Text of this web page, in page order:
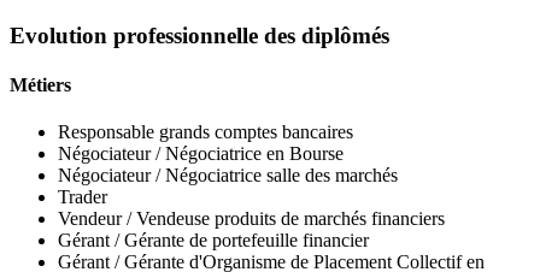
Evolution professionnelle des diplômés
Métiers
Responsable grands comptes bancaires
Négociateur / Négociatrice en Bourse
Négociateur / Négociatrice salle des marchés
Trader
Vendeur / Vendeuse produits de marchés financiers
Gérant / Gérante de portefeuille financier
Gérant / Gérante d'Organisme de Placement Collectif en